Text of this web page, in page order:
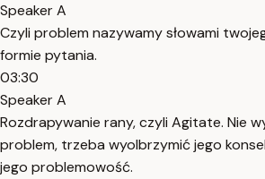
Speaker A
Czyli problem nazywamy słowami
formie pytania.
03:30
Speaker A
Rozdrapywanie rany, czyli Agitate. Nie
problem, trzeba wyolbrzymić jego
jego problemowość.